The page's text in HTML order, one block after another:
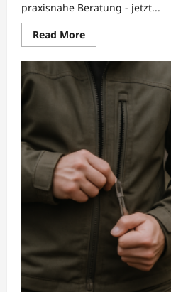
praxisnahe Beratung - jetzt...
Read MoreRead
more
Barmy
Army:
Schutzjacken
für
Einsatzkräfte
robust
bewährt